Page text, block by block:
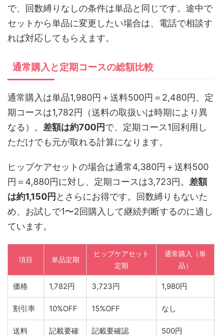
で、回数縛りなしの条件は単品と同じです。途中で
セットから単品に変更したい場合は、電話で相談す
れば対応してもらえます。
通常購入と定期コースの総額比較
通常購入は単品1,980円＋送料500円＝2,480円、定
期コースは1,782円（送料の取扱いは時期により異
なる）。 差額は約700円で、定期コース1回利用し
ただけでも元が取れる計算になります。
ヒップケアセットの場合は通常4,380円＋送料500
円＝4,880円に対し、定期コースは3,723円。 差額
は約1,150円 とさらにお得です。回数縛りもないた
め、お試しで1〜2回購入して継続判断するのに適し
ています。
項目 単品定期
ヒップケアセット
定期
通常購入（単
品）
価格 1,782円 3,723円 1,980円
割引率 10%OFF 15%OFF なし
送料
記載要確
記載要確認 500円